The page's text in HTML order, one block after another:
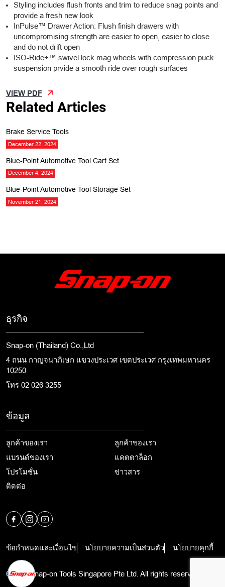
Styling includes flush fronts and trim to reduce snag points and
provide a fresh new look
InPulse™ Drawer Action: Flush finish drawers with
uncompromising strength are easier to open, easier to close
and do not drift open
ISO-Ride+™ swivel lock mag wheels with compression puck
suspension prvide a smooth ride over rough surfaces
VIEW PDF
Related Articles
Brake Service Tools
December 22, 2024
Blue-Point Automotive Tool Cart Set
December 4, 2024
Blue-Point Automotive Tool Storage Set
November 21, 2024
ธุรกิจ
Snap-on (Thailand) Co.,Ltd
4 ถนน กาญจนาภิเษก แขวงประเวศ เขตประเวศ กรุงเทพมหานคร
10250
โทร 02 026 3255
ข้อมูล
ลูกค้าของเรา
ลูกค้าของเรา
แบรนด์ของเรา
แคตตาล็อก
โปรโมชั่น
ข่าวสาร
ติดต่อ
ข้อกำหนดและเงื่อนไข นโยบายความเป็นส่วนตัว นโยบายคุกกี้
©2024 Snap-on Tools Singapore Pte Ltd. All rights reserved.